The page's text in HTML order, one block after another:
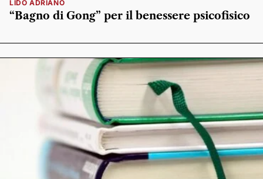
LIDO ADRIANO
“Bagno di Gong” per il benessere psicofisico